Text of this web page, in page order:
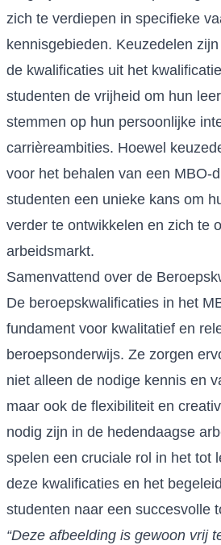
zich te verdiepen in specifieke
kennisgebieden. Keuzedelen
de kwalificaties uit het
studenten de vrijheid om hun
stemmen op hun persoonlijke
carrièreambities. Hoewel
voor het behalen van een MBO-
studenten een unieke kans om
verder te ontwikkelen en zich te
arbeidsmarkt.
Samenvattend over de
De beroepskwalificaties in het
fundament voor kwalitatief en
beroepsonderwijs. Ze zorgen
niet alleen de nodige kennis en
maar ook de flexibiliteit en
nodig zijn in de hedendaagse
spelen een cruciale rol in het tot
deze kwalificaties en het
studenten naar een succesvolle
“Deze afbeelding is gewoon vrij